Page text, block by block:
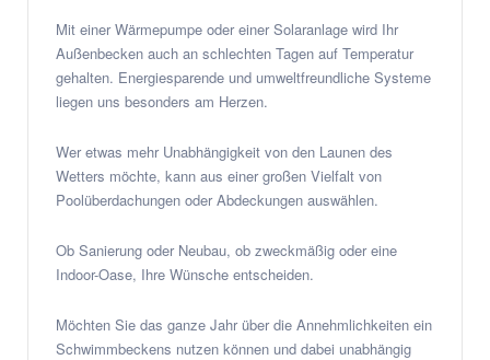
Mit einer Wärmepumpe oder einer Solaranlage wird Ihr
Außenbecken auch an schlechten Tagen auf Temperatur
gehalten. Energiesparende und umweltfreundliche Systeme
liegen uns besonders am Herzen.
Wer etwas mehr Unabhängigkeit von den Launen des
Wetters möchte, kann aus einer großen Vielfalt von
Poolüberdachungen oder Abdeckungen auswählen.
Ob Sanierung oder Neubau, ob zweckmäßig oder eine
Indoor-Oase, Ihre Wünsche entscheiden.
Möchten Sie das ganze Jahr über die Annehmlichkeiten ein
Schwimmbeckens nutzen können und dabei unabhängig